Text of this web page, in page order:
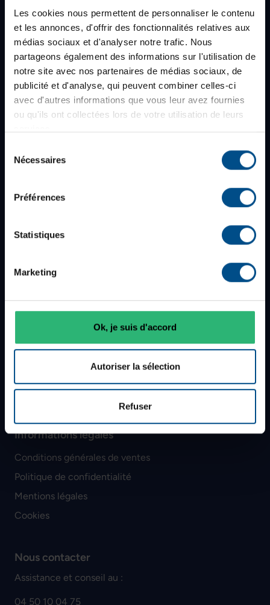
Les cookies nous permettent de personnaliser le contenu
et les annonces, d'offrir des fonctionnalités relatives aux
médias sociaux et d'analyser notre trafic. Nous
partageons également des informations sur l'utilisation de
notre site avec nos partenaires de médias sociaux, de
publicité et d'analyse, qui peuvent combiner celles-ci
avec d'autres informations que vous leur avez fournies
ou qu'ils ont collectées lors de votre utilisation de leurs
Nécessaires
Préférences
Statistiques
Marketing
Ok, je suis d'accord
Autoriser la sélection
Refuser
Garantie de 12 mois
À propos d'afb
Qui sommes-nous ?
Blog
Rejoignez-nous
Nos boutiques
Newsletter
Infos et services
Réparation & maintenance
Livraison
Méthodes de paiement
Politique de retour
Plan du site
Informations légales
Conditions générales de ventes
Politique de confidentialité
Mentions légales
Cookies
Nous contacter
Assistance et conseil au :
04 50 10 04 75